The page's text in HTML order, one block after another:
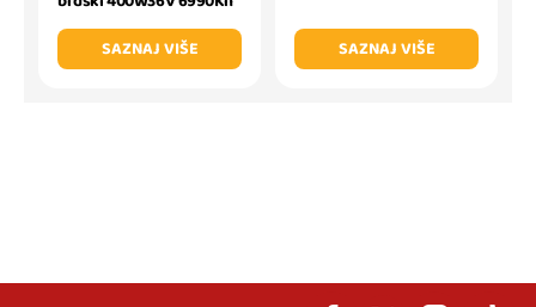
SAZNAJ VIŠE
SAZNAJ VIŠE